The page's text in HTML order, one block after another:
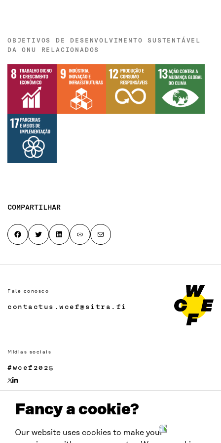
Fancy a cookie?
Our website uses cookies to make your
OBJETIVOS DE DESENVOLVIMENTO SUSTENTÁVEL
DA ONU RELACIONADOS
COMPARTILHAR
Share on FacebookShare on TwitterShare on LinkedInCopy page link to clipboard
Share by email
Fale conosco
contactus.wcef@sitra.fi
Mídias sociais
#wcef2025
Links
Acessibilidade